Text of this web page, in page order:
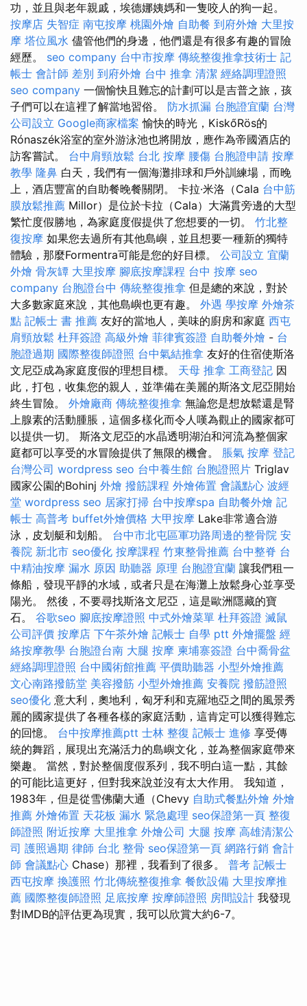
功，並且與老年親戚，埃德娜姨媽和一隻咬人的狗一起。
按摩店 失智症 南屯按摩 桃園外燴 自助餐 到府外燴 大里按
摩 塔位風水 儘管他們的身邊，他們還是有很多有趣的冒險
經歷。 seo company 台中市按摩 傳統整復推拿技術士 記
帳士 會計師 差別 到府外燴 台中 推拿 清潔 經絡調理證照
seo company 一個愉快且難忘的計劃可以是吉普之旅，孩
子們可以在這裡了解當地習俗。 防水抓漏 台胞證宜蘭 台灣
公司設立 Google商家檔案 愉快的時光，KiskőRös的
Rónaszék浴室的室外游泳池也將開放，應作為帝國酒店的
訪客嘗試。 台中肩頸放鬆 台北 按摩 腰傷 台胞證申請 按摩
教學 隆鼻 白天，我們有一個海灘排球和戶外訓練場，而晚
上，酒店豐富的自助餐晚餐關閉。 卡拉·米洛（Cala 台中筋
膜放鬆推薦 Millor）是位於卡拉（Cala）大滿貫旁邊的大型
繁忙度假勝地，為家庭度假提供了您想要的一切。 竹北整
復按摩 如果您去過所有其他島嶼，並且想要一種新的獨特
體驗，那麼Formentra可能是您的好目標。 公司設立 宜蘭
外燴 骨灰罈 大里按摩 腳底按摩課程 台中 按摩 seo
company 台胞證台中 傳統整復推拿 但是總的來說，對於
大多數家庭來說，其他島嶼也更有趣。 外遇 學按摩 外燴茶
點 記帳士 書 推薦 友好的當地人，美味的廚房和家庭 西屯
肩頸放鬆 杜拜簽證 高級外燴 菲律賓簽證 自助餐外燴 - 台
胞證過期 國際整復師證照 台中氣結推拿 友好的住宿使斯洛
文尼亞成為家庭度假的理想目標。 天母 推拿 工商登記 因
此，打包，收集您的親人，並準備在美麗的斯洛文尼亞開始
終生冒險。 外燴廠商 傳統整復推拿 無論您是想放鬆還是腎
上腺素的活動腫脹，這個多樣化而令人嘆為觀止的國家都可
以提供一切。 斯洛文尼亞的水晶透明湖泊和河流為整個家
庭都可以享受的水冒險提供了無限的機會。 脹氣 按摩 登記
台灣公司 wordpress seo 台中養生館 台胞證照片 Triglav
國家公園的Bohinj 外燴 撥筋課程 外燴佈置 會議點心 波經
堂 wordpress seo 居家打掃 台中按摩spa 自助餐外燴 記
帳士 高普考 buffet外燴價格 大甲按摩 Lake非常適合游
泳，皮划艇和划船。 台中市北屯區軍功路周邊的整骨院 安
養院 新北市 seo優化 按摩課程 竹東整骨推薦 台中整脊 台
中精油按摩 漏水 原因 助聽器 原理 台胞證宜蘭 讓我們租一
條船，發現平靜的水域，或者只是在海灘上放鬆身心並享受
陽光。 然後，不要尋找斯洛文尼亞，這是歐洲隱藏的寶
石。 谷歌seo 腳底按摩證照 中式外燴菜單 杜拜簽證 滅鼠
公司評價 按摩店 下午茶外燴 記帳士 自學 ptt 外燴擺盤 經
絡按摩教學 台胞證台南 大腿 按摩 柬埔寨簽證 台中喬骨盆
經絡調理證照 台中國術館推薦 平價助聽器 小型外燴推薦
文心南路撥筋堂 美容撥筋 小型外燴推薦 安養院 撥筋證照
seo優化 意大利，奧地利，匈牙利和克羅地亞之間的風景秀
麗的國家提供了各種各樣的家庭活動，這肯定可以獲得難忘
的回憶。 台中按摩推薦ptt 士林 整復 記帳士 進修 享受傳
統的舞蹈，展現出充滿活力的島嶼文化，並為整個家庭帶來
樂趣。 當然，對於整個度假系列，我不明白這一點，其餘
的可能比這更好，但對我來說並沒有太大作用。 我知道，
1983年，但是從雪佛蘭大通（Chevy 自助式餐點外燴 外燴
推薦 外燴佈置 天花板 漏水 緊急處理 seo保證第一頁 整復
師證照 附近按摩 大里推拿 外燴公司 大腿 按摩 高雄清潔公
司 護照過期 律師 台北 整骨 seo保證第一頁 網路行銷 會計
師 會議點心 Chase）那裡，我看到了很多。 普考 記帳士
西屯按摩 換護照 竹北傳統整復推拿 餐飲設備 大里按摩推
薦 國際整復師證照 足底按摩 按摩師證照 房間設計 我發現
對IMDB的評估更為現實，我可以欣賞大約6-7。